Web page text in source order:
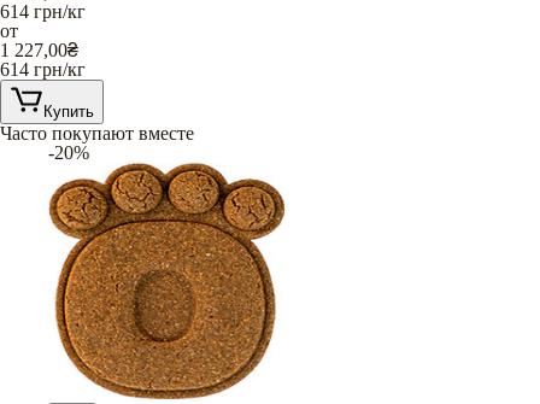
614 грн/кг
от
1 227,00₴
614 грн/кг
Купить
Часто покупают вместе
-20%